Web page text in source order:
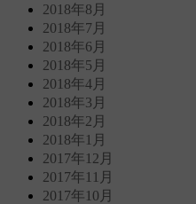
2018年8月
2018年7月
2018年6月
2018年5月
2018年4月
2018年3月
2018年2月
2018年1月
2017年12月
2017年11月
2017年10月